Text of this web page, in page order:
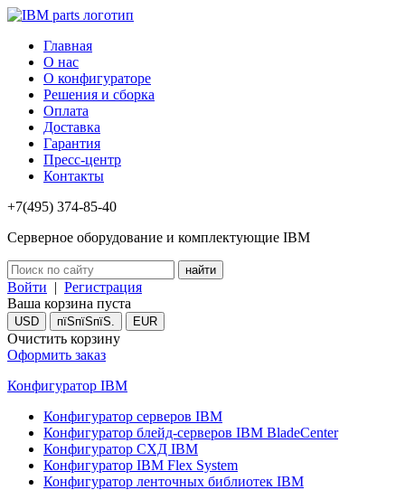
Главная
О нас
О конфигураторе
Решения и сборка
Оплата
Доставка
Гарантия
Пресс-центр
Контакты
+7(495) 374-85-40
Серверное оборудование и комплектующие IBM
Войти | Регистрация
Ваша корзина пуста
USD пїЅпїЅпїЅ. EUR
Очистить корзину
Оформить заказ
Конфигуратор IBM
Конфигуратор серверов IBM
Конфигуратор блейд-серверов IBM BladeCenter
Конфигуратор СХД IBM
Конфигуратор IBM Flex System
Конфигуратор ленточных библиотек IBM